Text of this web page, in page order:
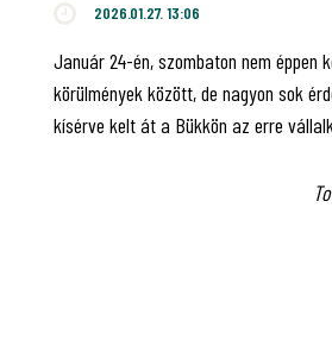
2026.01.27. 13:06
Január 24-én, szombaton nem éppen
körülmények között, de nagyon sok
kísérve kelt át a Bükkön az erre